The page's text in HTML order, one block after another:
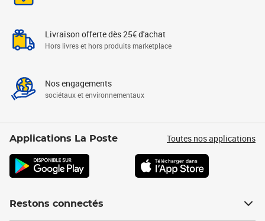
Livraison offerte dès 25€ d'achat
Hors livres et hors produits marketplace
Nos engagements
sociétaux et environnementaux
Applications La Poste Toutes nos applications
Restons connectés